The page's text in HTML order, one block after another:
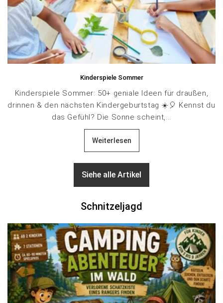
Kinderspiele Sommer
Kinderspiele Sommer: 50+ geniale Ideen für draußen,
drinnen & den nächsten Kindergeburtstag ☀️🎈 Kennst du
das Gefühl? Die Sonne scheint,...
Weiterlesen
Siehe alle Artikel
Schnitzeljagd